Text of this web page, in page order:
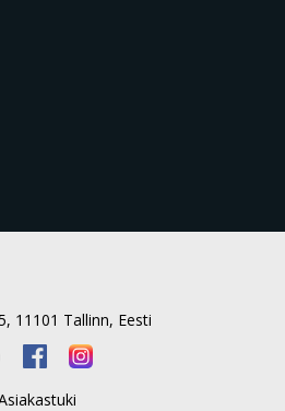
11101 Tallinn, Eesti